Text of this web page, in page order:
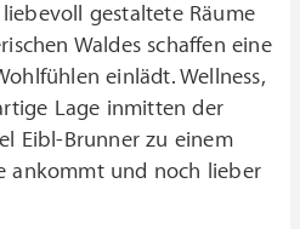
gestaltete Räume
Waldes schaffen eine
einlädt. Wellness,
Lage inmitten der
Eibl-Brunner zu einem
ankommt und noch lieber